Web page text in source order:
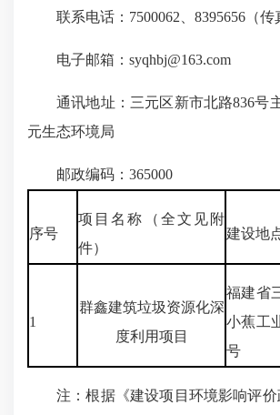
联系电话：7500062、8395656（传
电子邮箱：syqhbj@163.com
通讯地址：三元区新市北路836号
元生态环境局
邮政编码：365000
序号
项目名称（全文见附
件）
建设地
1
群鑫建筑垃圾资源化深
度利用项目
福建省
小蕉工
号
注：根据《建设项目环境影响评